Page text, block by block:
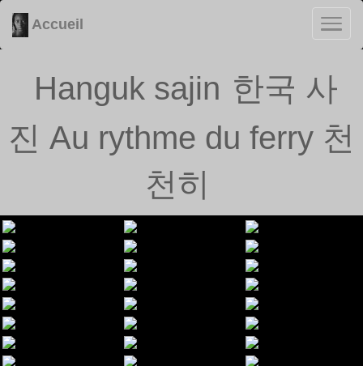
Accueil
Hanguk sajin 한국 사
진 Au rythme du ferry 천
천히